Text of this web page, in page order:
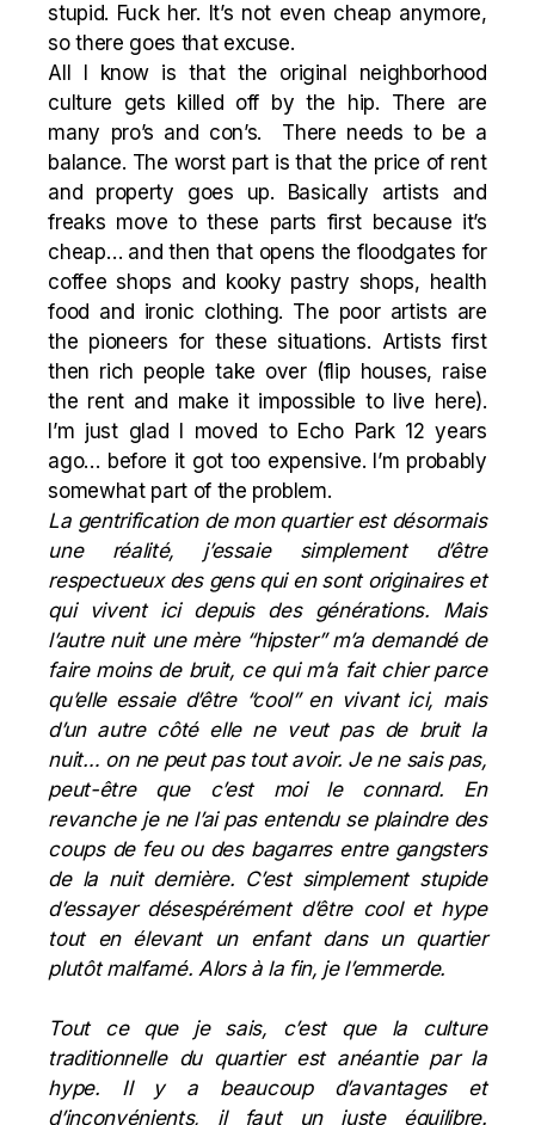
stupid. Fuck her. It’s not even cheap anymore,
so there goes that excuse.
All I know is that the original neighborhood
culture gets killed off by the hip. There are
many pro’s and con’s. There needs to be a
balance. The worst part is that the price of rent
and property goes up. Basically artists and
freaks move to these parts first because it’s
cheap… and then that opens the floodgates for
coffee shops and kooky pastry shops, health
food and ironic clothing. The poor artists are
the pioneers for these situations. Artists first
then rich people take over (flip houses, raise
the rent and make it impossible to live here).
I’m just glad I moved to Echo Park 12 years
ago… before it got too expensive. I’m probably
somewhat part of the problem.
La gentrification de mon quartier est désormais
une réalité, j’essaie simplement d’être
respectueux des gens qui en sont originaires et
qui vivent ici depuis des générations. Mais
l’autre nuit une mère “hipster” m’a demandé de
faire moins de bruit, ce qui m’a fait chier parce
qu’elle essaie d’être “cool” en vivant ici, mais
d’un autre côté elle ne veut pas de bruit la
nuit… on ne peut pas tout avoir. Je ne sais pas,
peut-être que c’est moi le connard. En
revanche je ne l’ai pas entendu se plaindre des
coups de feu ou des bagarres entre gangsters
de la nuit dernière. C’est simplement stupide
d’essayer désespérément d’être cool et hype
tout en élevant un enfant dans un quartier
plutôt malfamé. Alors à la fin, je l’emmerde.
Tout ce que je sais, c’est que la culture
traditionnelle du quartier est anéantie par la
hype. Il y a beaucoup d’avantages et
d’inconvénients, il faut un juste équilibre.